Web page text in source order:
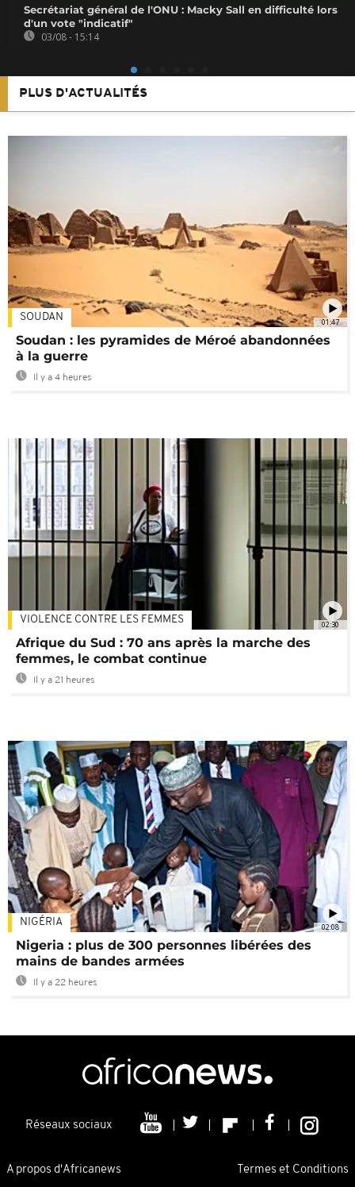
Secrétariat général de l'ONU : Macky Sall en difficulté lors
d'un vote "indicatif"
03/08 - 15:14
PLUS D'ACTUALITÉS
01:47
SOUDAN
Soudan : les pyramides de Méroé abandonnées
à la guerre
Il y a 4 heures
02:30
VIOLENCE CONTRE LES FEMMES
Afrique du Sud : 70 ans après la marche des
femmes, le combat continue
Il y a 21 heures
02:08
NIGÉRIA
Nigeria : plus de 300 personnes libérées des
mains de bandes armées
Il y a 22 heures
Réseaux sociaux
A propos d'Africanews Termes et Conditions